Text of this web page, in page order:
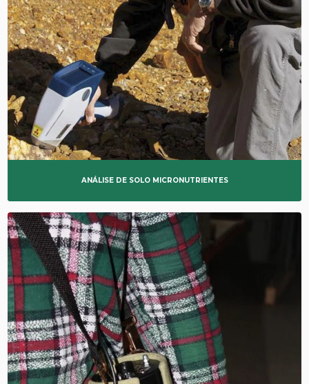
RADIOGRAFIA INDUSTRIAL
RADIOPROTEÇÃO
RÉPLICAS METALOGRÁFICAS
TESTES NÃO DESTRUTIVOS
TRANSPORTE DE REJEITOS RADIOATIVOS
ANÁLISE DE SOLO MICRONUTRIENTES